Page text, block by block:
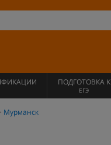
ПОДГОТОВКА К
ЕГЭ
Мурманск